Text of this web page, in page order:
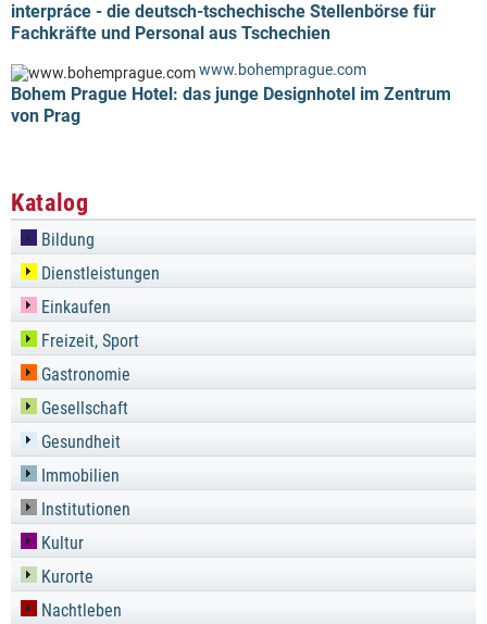
interpráce - die deutsch-tschechische Stellenbörse für
Fachkräfte und Personal aus Tschechien
www.bohemprague.com
Bohem Prague Hotel: das junge Designhotel im Zentrum
von Prag
Katalog
Bildung
Dienstleistungen
Einkaufen
Freizeit, Sport
Gastronomie
Gesellschaft
Gesundheit
Immobilien
Institutionen
Kultur
Kurorte
Nachtleben